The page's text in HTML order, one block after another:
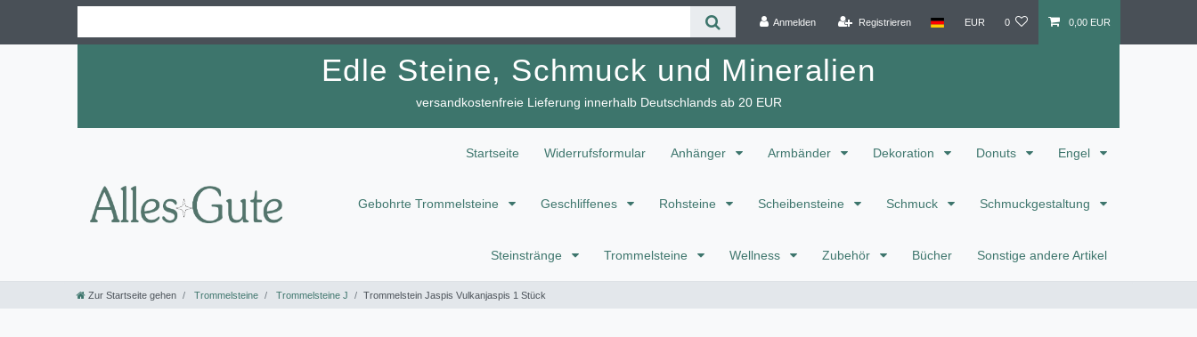
Anmelden Registrieren EUR 0 0,00 EUR
Edle Steine, Schmuck und Mineralien
versandkostenfreie Lieferung innerhalb Deutschlands ab 20 EUR
Startseite Widerrufsformular Anhänger Armbänder Dekoration Donuts Engel
Gebohrte Trommelsteine Geschliffenes Rohsteine Scheibensteine Schmuck Schmuckgestaltung
Steinstränge Trommelsteine Wellness Zubehör Bücher Sonstige andere Artikel
Zur Startseite gehen Trommelsteine Trommelsteine J Trommelstein Jaspis Vulkanjaspis 1 Stück